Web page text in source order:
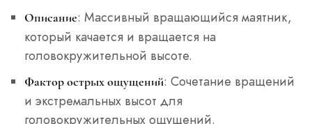
Описание: Массивный вращающийся маятник,
который качается и вращается на
головокружительной высоте.
Фактор острых ощущений: Сочетание вращений
и экстремальных высот для
головокружительных ощущений.